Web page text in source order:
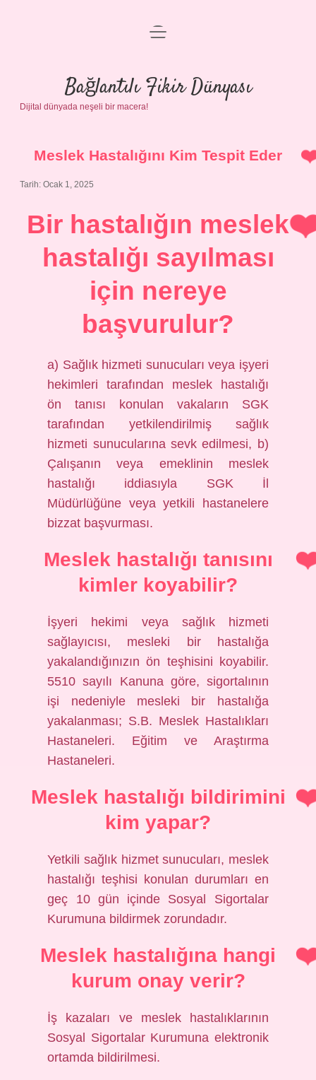
Anasayfa
Gizlilik Politikası
Yasal Uyarı
menüyü
Bağlantılı Fikir Dünyası
Dijital dünyada neşeli bir macera!
Meslek Hastalığını Kim Tespit Eder
Tarih: Ocak 1, 2025
Bir hastalığın meslek
hastalığı sayılması
için nereye
başvurulur?
a) Sağlık hizmeti sunucuları veya işyeri
hekimleri tarafından meslek hastalığı
ön tanısı konulan vakaların SGK
tarafından yetkilendirilmiş sağlık
hizmeti sunucularına sevk edilmesi, b)
Çalışanın veya emeklinin meslek
hastalığı iddiasıyla SGK İl
Müdürlüğüne veya yetkili hastanelere
bizzat başvurması.
Meslek hastalığı tanısını
kimler koyabilir?
İşyeri hekimi veya sağlık hizmeti
sağlayıcısı, mesleki bir hastalığa
yakalandığınızın ön teşhisini koyabilir.
5510 sayılı Kanuna göre, sigortalının
işi nedeniyle mesleki bir hastalığa
yakalanması; S.B. Meslek Hastalıkları
Hastaneleri. Eğitim ve Araştırma
Hastaneleri.
Meslek hastalığı bildirimini
kim yapar?
Yetkili sağlık hizmet sunucuları, meslek
hastalığı teşhisi konulan durumları en
geç 10 gün içinde Sosyal Sigortalar
Kurumuna bildirmek zorundadır.
Meslek hastalığına hangi
kurum onay verir?
İş kazaları ve meslek hastalıklarının
Sosyal Sigortalar Kurumuna elektronik
ortamda bildirilmesi.